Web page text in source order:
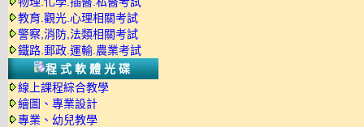
教育.觀光.心理相關考試
警察,消防,法類相關考試
鐵路.郵政.運輸.農業考試
程式軟體光碟
線上課程綜合教學
繪圖、專業設計
專業、幼兒教學